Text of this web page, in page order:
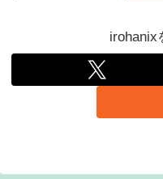
irohanix